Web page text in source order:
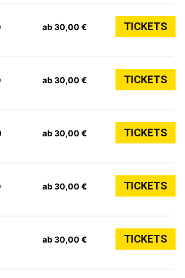
ab 30,00 € TICKETS
ab 30,00 € TICKETS
ab 30,00 € TICKETS
ab 30,00 € TICKETS
ab 30,00 € TICKETS